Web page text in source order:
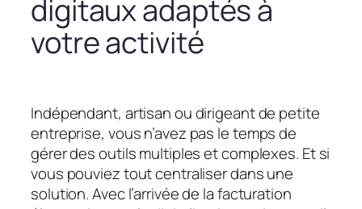
digitaux adaptés à
votre activité
Indépendant, artisan ou dirigeant de petite
entreprise, vous n’avez pas le temps de
gérer des outils multiples et complexes. Et si
vous pouviez tout centraliser dans une
solution. Avec l’arrivée de la facturation